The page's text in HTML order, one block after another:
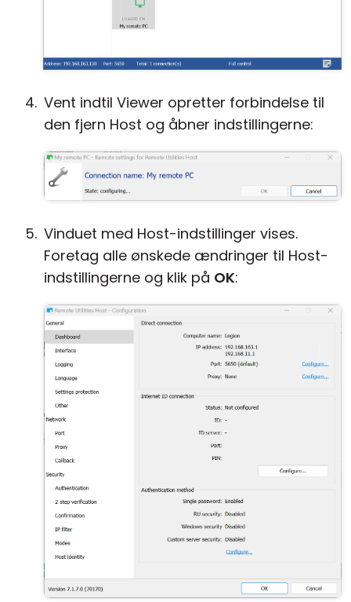
Vent indtil Viewer opretter forbindelse til
den fjern Host og åbner indstillingerne:
Vinduet med Host-indstillinger vises.
Foretag alle ønskede ændringer til Host-
indstillingerne og klik på OK: